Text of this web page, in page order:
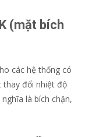
(mặt bích
các hệ thống có
thay đổi nhiệt độ
là bích chặn,